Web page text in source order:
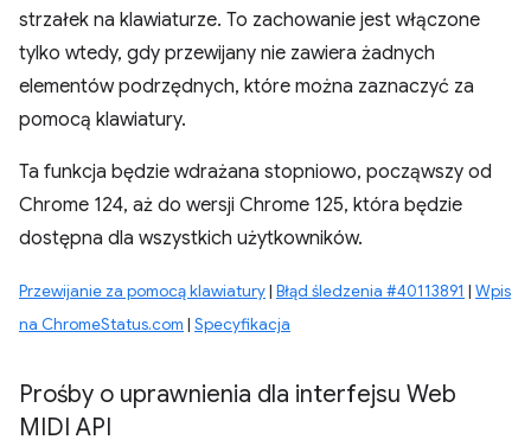
strzałek na klawiaturze. To zachowanie jest włączone
tylko wtedy, gdy przewijany nie zawiera żadnych
elementów podrzędnych, które można zaznaczyć za
pomocą klawiatury.
Ta funkcja będzie wdrażana stopniowo, począwszy od
Chrome 124, aż do wersji Chrome 125, która będzie
dostępna dla wszystkich użytkowników.
Przewijanie za pomocą klawiatury| Błąd śledzenia #40113891 | Wpis
na ChromeStatus.com | Specyfikacja
Prośby o uprawnienia dla interfejsu Web
MIDI API